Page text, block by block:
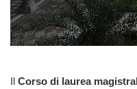
Il Corso di laurea